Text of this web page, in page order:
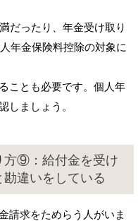
だったり、年金受け取り
年金保険料控除の対象に
ことも必要です。個人年
しましょう。
方⑨：給付金を受け
違いをしている
請求をためらう人がいま